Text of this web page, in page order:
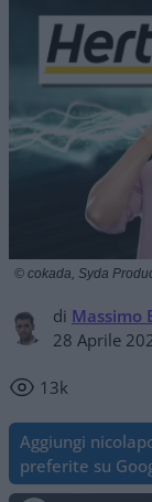
di Massimo
28 Aprile
13k
© cokada, Syda
Aggiungi
preferite su